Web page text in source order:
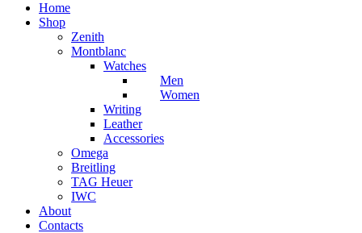
Home
Shop
Zenith
Montblanc
Watches
Men
Women
Writing
Leather
Accessories
Omega
Breitling
TAG Heuer
IWC
About
Contacts